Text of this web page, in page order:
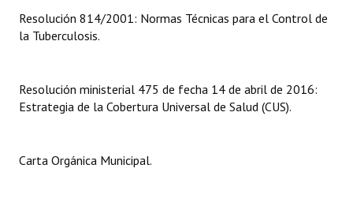
Actas de Audiencias Públicas
Comunicaciones
Resolución 814/2001: Normas Técnicas para el Control de
la Tuberculosis.
Resolución ministerial 475 de fecha 14 de abril de 2016:
Estrategia de la Cobertura Universal de Salud (CUS).
Carta Orgánica Municipal.